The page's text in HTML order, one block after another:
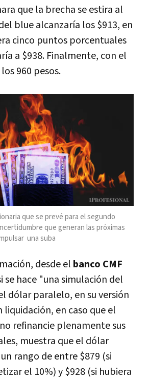
que la brecha se estira al
blue alcanzaría los $913, en
cinco puntos porcentuales
a $938. Finalmente, con el
960 pesos.
que se prevé para el segundo
que generan las próximas
una suba
desde el banco CMF
se hace "una simulación del
dólar paralelo, en su versión
en caso que el
refinancie plenamente sus
muestra que el dólar
rango de entre $879 (si
el 10%) y $928 (si hubiera